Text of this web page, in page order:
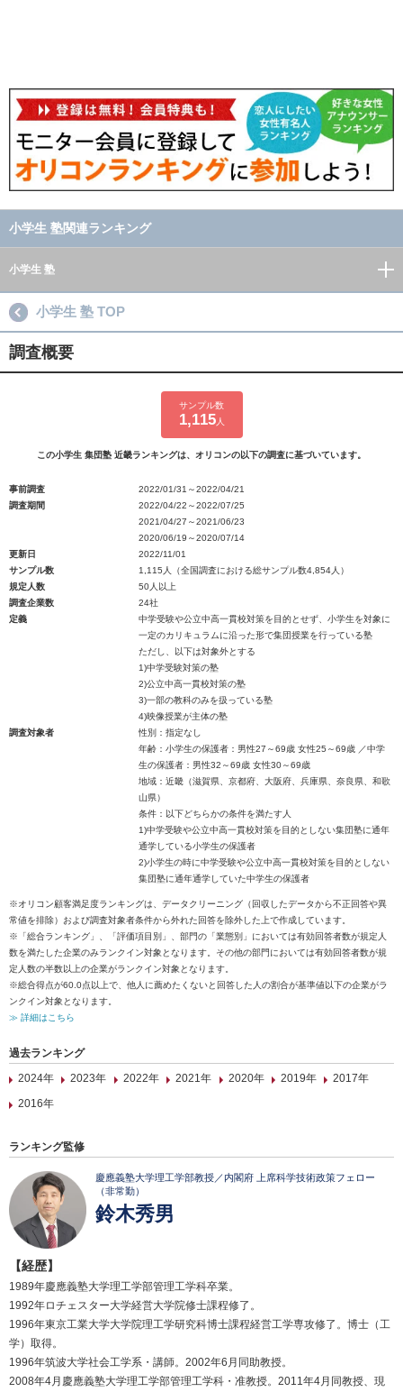
小学生 塾関連ランキング
小学生 塾
小学生 塾 TOP
調査概要
サンプル数
1,115人
この小学生 集団塾 近畿ランキングは、オリコンの以下の調査に基づいています。
事前調査
2022/01/31～2022/04/21
調査期間
2022/04/22～2022/07/25
2021/04/27～2021/06/23
2020/06/19～2020/07/14
更新日
2022/11/01
サンプル数
1,115人（全国調査における総サンプル数4,854人）
規定人数
50人以上
調査企業数
24社
定義
中学受験や公立中高一貫校対策を目的とせず、小学生を対象に
一定のカリキュラムに沿った形で集団授業を行っている塾
ただし、以下は対象外とする
1)中学受験対策の塾
2)公立中高一貫校対策の塾
3)一部の教科のみを扱っている塾
4)映像授業が主体の塾
調査対象者
性別：指定なし
年齢：小学生の保護者：男性27～69歳 女性25～69歳 ／中学
生の保護者：男性32～69歳 女性30～69歳
地域：近畿（滋賀県、京都府、大阪府、兵庫県、奈良県、和歌
山県）
条件：以下どちらかの条件を満たす人
1)中学受験や公立中高一貫校対策を目的としない集団塾に通年
通学している小学生の保護者
2)小学生の時に中学受験や公立中高一貫校対策を目的としない
集団塾に通年通学していた中学生の保護者
※オリコン顧客満足度ランキングは、データクリーニング（回収したデータから不正回答や異
常値を排除）および調査対象者条件から外れた回答を除外した上で作成しています。
※「総合ランキング」、「評価項目別」、部門の「業態別」においては有効回答者数が規定人
数を満たした企業のみランクイン対象となります。その他の部門においては有効回答者数が規
定人数の半数以上の企業がランクイン対象となります。
※総合得点が60.0点以上で、他人に薦めたくないと回答した人の割合が基準値以下の企業がラ
ンクイン対象となります。
≫ 詳細はこちら
過去ランキング
2024年
2023年 2022年 2021年 2020年 2019年
2017年
2016年
ランキング監修
慶應義塾大学理工学部教授／内閣府 上席科学技術政策フェロー
（非常勤）
鈴木秀男
【経歴】
1989年慶應義塾大学理工学部管理工学科卒業。
1992年ロチェスター大学経営大学院修士課程修了。
1996年東京工業大学大学院理工学研究科博士課程経営工学専攻修了。博士（工
学）取得。
1996年筑波大学社会工学系・講師。2002年6月同助教授。
2008年4月慶應義塾大学理工学部管理工学科・准教授。2011年4月同教授、現